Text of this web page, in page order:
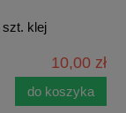
klej
10,00 zł
do koszyka